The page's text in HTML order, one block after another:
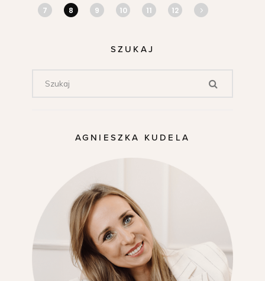
7
8 9 10 11 12
SZUKAJ
AGNIESZKA KUDELA